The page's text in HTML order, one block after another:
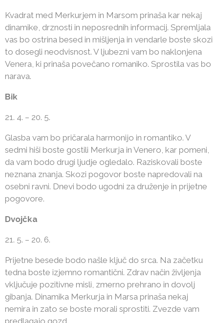
Kvadrat med Merkurjem in Marsom prinaša kar nekaj
dinamike, drznosti in neposrednih informacij. Spremljala
vas bo ostrina besed in mišljenja in vendarle boste skozi
to dosegli neodvisnost. V ljubezni vam bo naklonjena
Venera, ki prinaša povečano romaniko. Sprostila vas bo
narava.
Bik
21. 4. – 20. 5.
Glasba vam bo pričarala harmonijo in romantiko. V
sedmi hiši boste gostili Merkurja in Venero, kar pomeni,
da vam bodo drugi ljudje ogledalo. Raziskovali boste
neznana znanja. Skozi pogovor boste napredovali na
osebni ravni. Dnevi bodo ugodni za druženje in prijetne
pogovore.
Dvojčka
21. 5. – 20. 6.
Prijetne besede bodo našle ključ do srca. Na začetku
tedna boste izjemno romantični. Zdrav način življenja
vključuje pozitivne misli, zmerno prehrano in dovolj
gibanja. Dinamika Merkurja in Marsa prinaša nekaj
nemira in zato se boste morali sprostiti. Zvezde vam
predlagajo gozd.